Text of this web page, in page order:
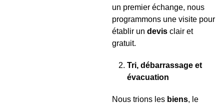
un premier échange, nous
programmons une visite pour
établir un devis clair et
gratuit.
Tri, débarrassage et
évacuation
Nous trions les biens, le